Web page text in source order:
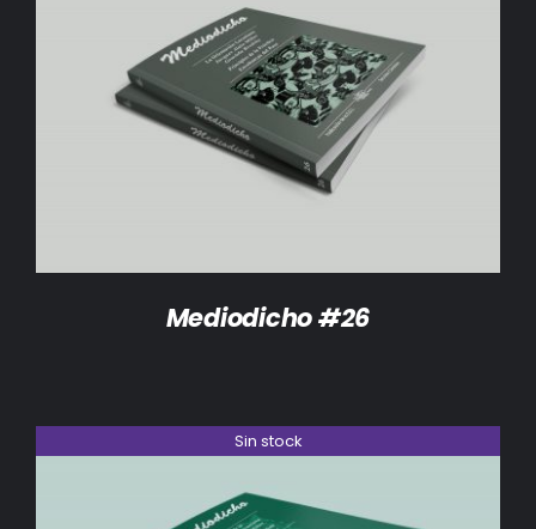
DETALLES
Mediodicho #26
Sin stock